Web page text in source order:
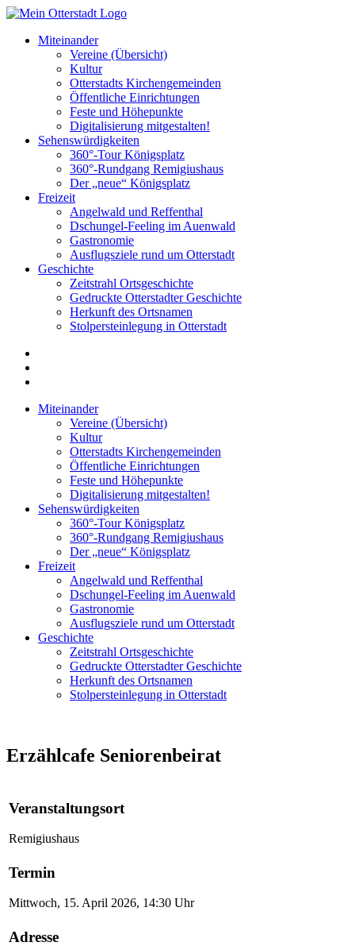
Miteinander
Vereine (Übersicht)
Kultur
Otterstadts Kirchengemeinden
Öffentliche Einrichtungen
Feste und Höhepunkte
Digitalisierung mitgestalten!
Sehenswürdigkeiten
360°-Tour Königsplatz
360°-Rundgang Remigiushaus
Der „neue“ Königsplatz
Freizeit
Angelwald und Reffenthal
Dschungel-Feeling im Auenwald
Gastronomie
Ausflugsziele rund um Otterstadt
Geschichte
Zeitstrahl Ortsgeschichte
Gedruckte Otterstadter Geschichte
Herkunft des Ortsnamen
Stolpersteinlegung in Otterstadt
Miteinander
Vereine (Übersicht)
Kultur
Otterstadts Kirchengemeinden
Öffentliche Einrichtungen
Feste und Höhepunkte
Digitalisierung mitgestalten!
Sehenswürdigkeiten
360°-Tour Königsplatz
360°-Rundgang Remigiushaus
Der „neue“ Königsplatz
Freizeit
Angelwald und Reffenthal
Dschungel-Feeling im Auenwald
Gastronomie
Ausflugsziele rund um Otterstadt
Geschichte
Zeitstrahl Ortsgeschichte
Gedruckte Otterstadter Geschichte
Herkunft des Ortsnamen
Stolpersteinlegung in Otterstadt
Erzählcafe Seniorenbeirat
Veranstaltungsort
Remigiushaus
Termin
Mittwoch, 15. April 2026, 14:30 Uhr
Adresse